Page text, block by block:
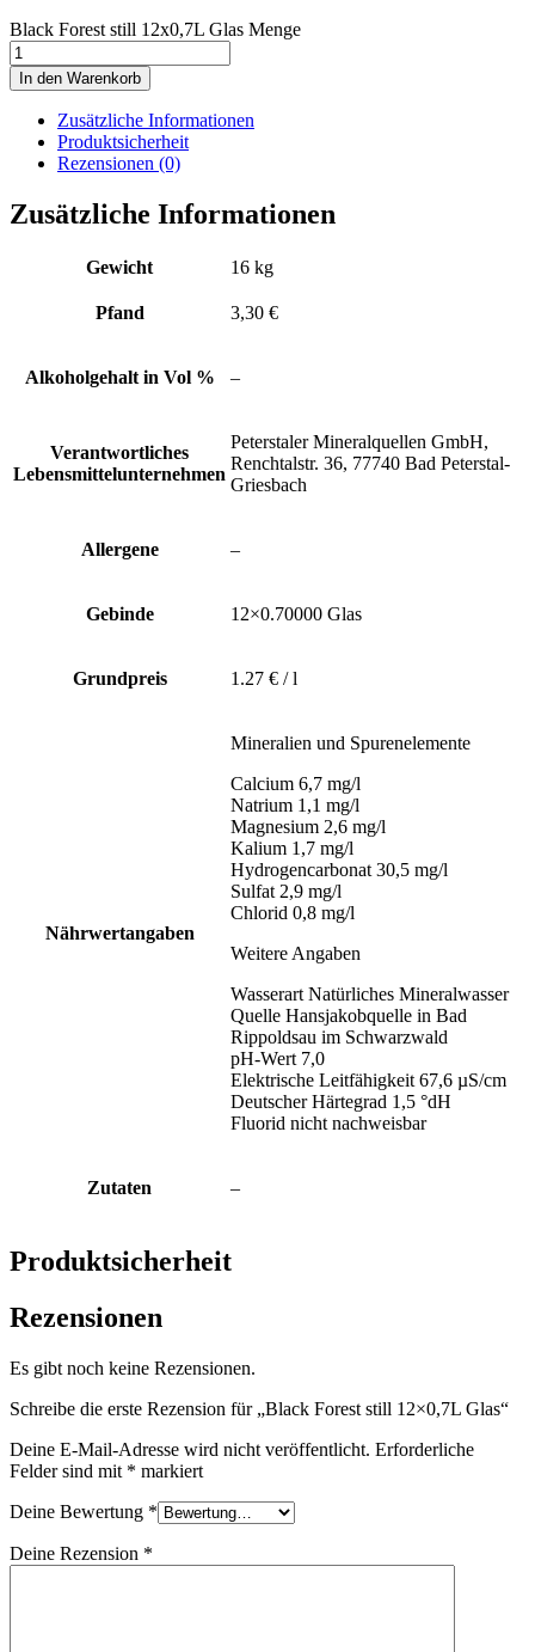
Black Forest still 12x0,7L Glas Menge
In den Warenkorb
Zusätzliche Informationen
Produktsicherheit
Rezensionen (0)
Zusätzliche Informationen
Gewicht 16 kg
Pfand 3,30 €
Alkoholgehalt in Vol % –
Verantwortliches
Lebensmittelunternehmen
Peterstaler Mineralquellen GmbH,
Renchtalstr. 36, 77740 Bad Peterstal-
Griesbach
Allergene –
Gebinde 12×0.70000 Glas
Grundpreis 1.27 € / l
Nährwertangaben
Mineralien und Spurenelemente
Calcium 6,7 mg/l
Natrium 1,1 mg/l
Magnesium 2,6 mg/l
Kalium 1,7 mg/l
Hydrogencarbonat 30,5 mg/l
Sulfat 2,9 mg/l
Chlorid 0,8 mg/l
Weitere Angaben
Wasserart Natürliches Mineralwasser
Quelle Hansjakobquelle in Bad
Rippoldsau im Schwarzwald
pH-Wert 7,0
Elektrische Leitfähigkeit 67,6 µS/cm
Deutscher Härtegrad 1,5 °dH
Fluorid nicht nachweisbar
Zutaten –
Produktsicherheit
Rezensionen
Es gibt noch keine Rezensionen.
Schreibe die erste Rezension für „Black Forest still 12×0,7L Glas“
Deine E-Mail-Adresse wird nicht veröffentlicht. Erforderliche
Felder sind mit * markiert
Deine Bewertung *
Deine Rezension *